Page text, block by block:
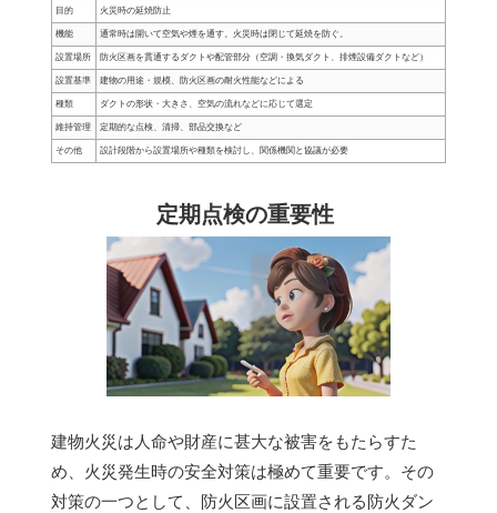
目的 火災時の延焼防止
機能 通常時は開いて空気や煙を通す。火災時は閉じて延焼を防ぐ。
設置場所 防火区画を貫通するダクトや配管部分（空調・換気ダクト、排煙設備ダクトなど）
設置基準 建物の用途・規模、防火区画の耐火性能などによる
種類 ダクトの形状・大きさ、空気の流れなどに応じて選定
維持管理 定期的な点検、清掃、部品交換など
その他 設計段階から設置場所や種類を検討し、関係機関と協議が必要
定期点検の重要性
建物火災は人命や財産に甚大な被害をもたらすた
め、火災発生時の安全対策は極めて重要です。その
対策の一つとして、防火区画に設置される防火ダン